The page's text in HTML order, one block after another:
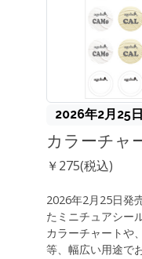
2026年2月25
カラーチャ
￥275(税込)
2026年2月25日発
たミニチュアシー
カラーチャートや
等、幅広い用途で